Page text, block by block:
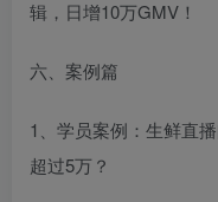
辑，日增10万GMV！
六、案例篇
1、学员案例：生鲜直
超过5万？